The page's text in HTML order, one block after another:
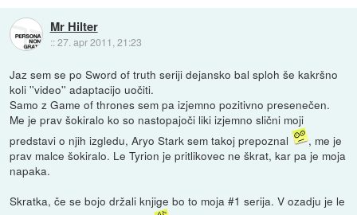
Mr Hilter
::27. apr 2011, 21:23
Jaz sem se po Sword of truth seriji dejansko bal sploh še kakršno
koli ''video'' adaptacijo uočiti.
Samo z Game of thrones sem pa izjemno pozitivno presenečen.
Me je prav šokiralo ko so nastopajoči liki izjemno slični moji
predstavi o njih izgledu, Aryo Stark sem takoj prepoznal
, me je
prav malce šokiralo. Le Tyrion je pritlikovec ne škrat, kar pa je moja
napaka.
Skratka, če se bojo držali knjige bo to moja #1 serija. V ozadju je le